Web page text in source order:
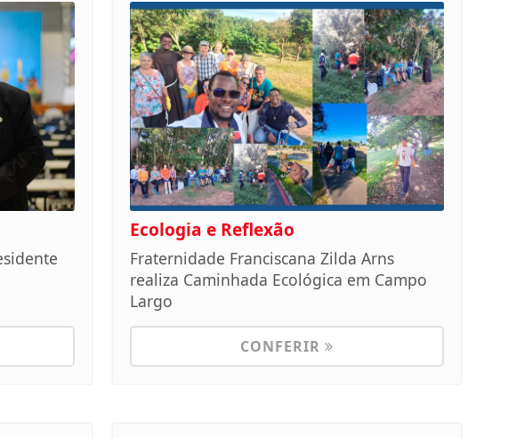
Ecologia e Reflexão
Fraternidade Franciscana Zilda Arns
realiza Caminhada Ecológica em Campo
Largo
CONFERIR